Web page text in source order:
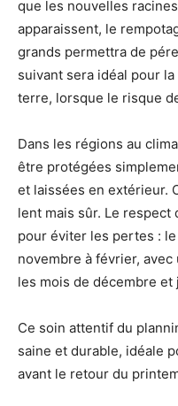
que les nouvelles
apparaissent, le
grands permettra de
suivant sera idéal pour
terre, lorsque le risque
Dans les régions au
être protégées
et laissées en extérieur.
lent mais sûr. Le
pour éviter les pertes :
novembre à février,
les mois de décembre et
Ce soin attentif du
saine et durable, idéale
avant le retour du